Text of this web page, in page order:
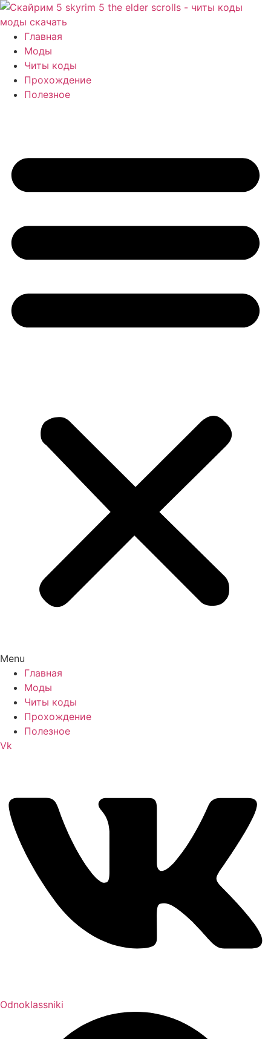
Перейти
к
содержимому
Главная
Моды
Читы коды
Прохождение
Полезное
Menu
Главная
Моды
Читы коды
Прохождение
Полезное
Vk
Odnoklassniki